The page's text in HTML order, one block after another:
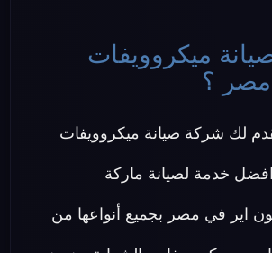
ميكروويفات
مصر ؟
لك شركة صيانة ميكروويفات
خدمة لصيانة ماركة
اير في مصر بجميع أنواعها من